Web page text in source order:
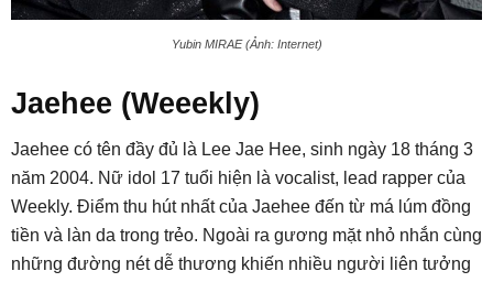
Yubin MIRAE (Ảnh: Internet)
Jaehee (Weeekly)
Jaehee có tên đầy đủ là Lee Jae Hee, sinh ngày 18 tháng 3
năm 2004. Nữ idol 17 tuổi hiện là vocalist, lead rapper của
Weekly. Điểm thu hút nhất của Jaehee đến từ má lúm đồng
tiền và làn da trong trẻo. Ngoài ra gương mặt nhỏ nhắn cùng
những đường nét dễ thương khiến nhiều người liên tưởng